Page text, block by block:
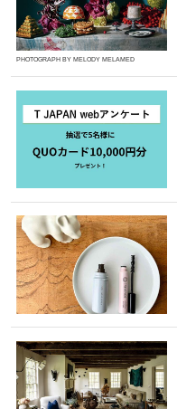
PHOTOGRAPH BY MELODY MELAMED